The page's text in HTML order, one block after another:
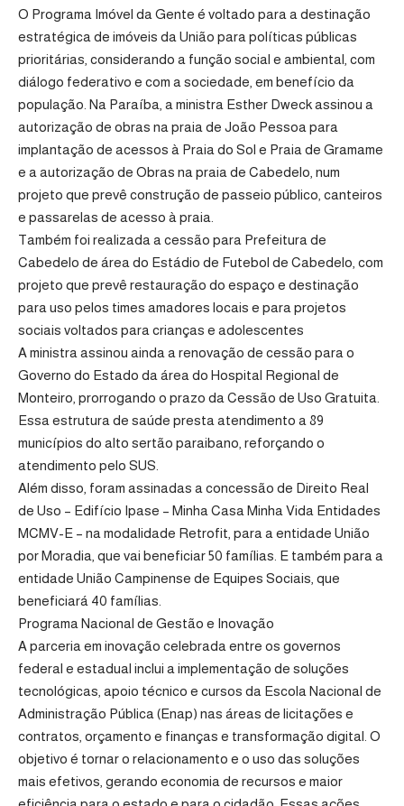
O Programa Imóvel da Gente é voltado para a destinação
estratégica de imóveis da União para políticas públicas
prioritárias, considerando a função social e ambiental, com
diálogo federativo e com a sociedade, em benefício da
população. Na Paraíba, a ministra Esther Dweck assinou a
autorização de obras na praia de João Pessoa para
implantação de acessos à Praia do Sol e Praia de Gramame
e a autorização de Obras na praia de Cabedelo, num
projeto que prevê construção de passeio público, canteiros
e passarelas de acesso à praia.
Também foi realizada a cessão para Prefeitura de
Cabedelo de área do Estádio de Futebol de Cabedelo, com
projeto que prevê restauração do espaço e destinação
para uso pelos times amadores locais e para projetos
sociais voltados para crianças e adolescentes
A ministra assinou ainda a renovação de cessão para o
Governo do Estado da área do Hospital Regional de
Monteiro, prorrogando o prazo da Cessão de Uso Gratuita.
Essa estrutura de saúde presta atendimento a 89
municípios do alto sertão paraibano, reforçando o
atendimento pelo SUS.
Além disso, foram assinadas a concessão de Direito Real
de Uso – Edifício Ipase – Minha Casa Minha Vida Entidades
MCMV-E – na modalidade Retrofit, para a entidade União
por Moradia, que vai beneficiar 50 famílias. E também para a
entidade União Campinense de Equipes Sociais, que
beneficiará 40 famílias.
Programa Nacional de Gestão e Inovação
A parceria em inovação celebrada entre os governos
federal e estadual inclui a implementação de soluções
tecnológicas, apoio técnico e cursos da Escola Nacional de
Administração Pública (Enap) nas áreas de licitações e
contratos, orçamento e finanças e transformação digital. O
objetivo é tornar o relacionamento e o uso das soluções
mais efetivos, gerando economia de recursos e maior